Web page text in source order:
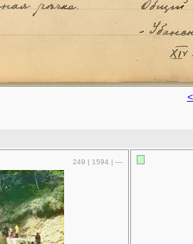
249 | 1594 | —